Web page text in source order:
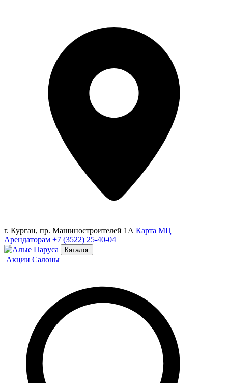
г. Курган, пр. Машиностроителей 1А Карта МЦ
Арендаторам +7 (3522) 25-40-04
Каталог
Акции Салоны